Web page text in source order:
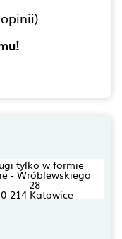
tylko w formie
- Wróblewskiego
28
214 Katowice